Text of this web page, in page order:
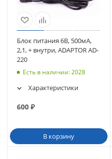
Блок питания 6В, 500мА,
2,1, + внутри, ADAPTOR AD-
220
Есть в наличии: 2028
Характеристики
600 ₽
В корзину